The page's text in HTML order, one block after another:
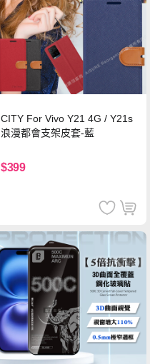
CITY For Vivo Y21 4G / Y21s
浪漫都會支架皮套-藍
$399